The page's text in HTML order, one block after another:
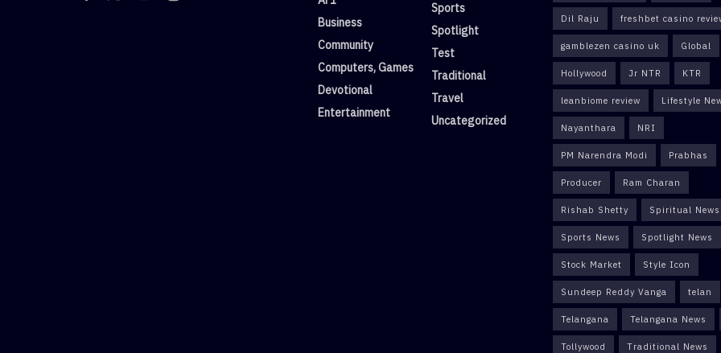
Business
Community
Computers, Games
Devotional
Entertainment
Sports
Spotlight
Test
Traditional
Travel
Uncategorized
Dil Raju freshbet casino
gamblezen casino uk Global
Hollywood Jr NTR KTR
leanbiome review Lifestyle
Nayanthara NRI
PM Narendra Modi Prabhas
Producer Ram Charan
Rishab Shetty Spiritual News
Sports News Spotlight News
Stock Market Style Icon
Sundeep Reddy Vanga telan
Telangana Telangana News
Tollywood Traditional News